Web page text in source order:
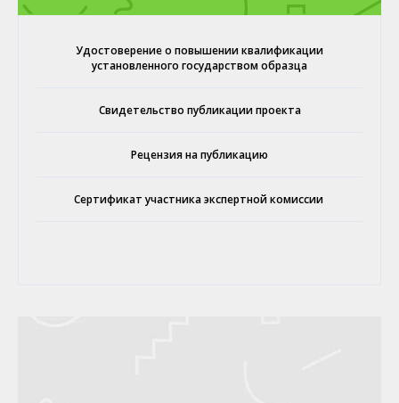
Удостоверение о повышении квалификации
установленного государством образца
Свидетельство публикации проекта
Рецензия на публикацию
Сертификат участника экспертной комиссии